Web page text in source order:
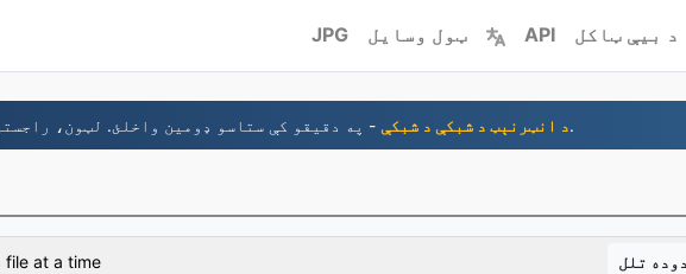
JPG ټول وسایل API د بیې ټاکل
د انټرنېټ د شبکې د شبکې- په دقیقو کې ستاسو ډومین واخلئ. لټون، راجستر، پیل.
file at a time